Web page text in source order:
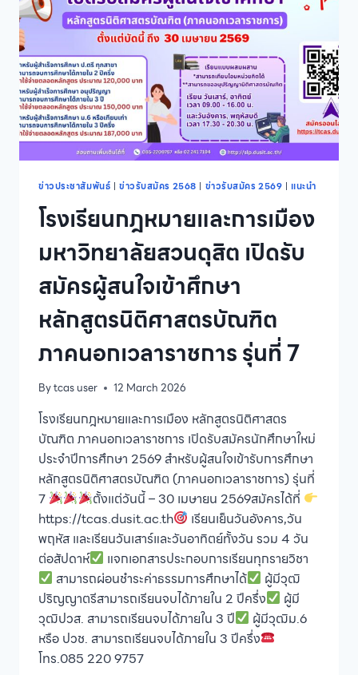
สนใจ
เข้า
ศึกษา
หลักสูตร
วิทยา
ศาสตร
บัณฑิต
สาขา
วิชา
เทคโนโลยี
ประกอบ
และ
บริการ
ปกติ
นอก
เวลา
ราชการ
ข่าวประชาสัมพันธ์ | ข่าวรับสมัคร 2568 | ข่าวรับสมัคร 2569 | แนะนำ
โรงเรียนกฎหมายและการเมือง
มหาวิทยาลัยสวนดุสิต เปิดรับ
สมัครผู้สนใจเข้าศึกษา
หลักสูตรนิติศาสตรบัณฑิต
ภาคนอกเวลาราชการ รุ่นที่ 7
Bytcas user 12 March 2026
โรงเรียนกฎหมายและการเมือง หลักสูตรนิติศาสตร
บัณฑิต ภาคนอกเวลาราชการ เปิดรับสมัครนักศึกษาใหม่
ประจำปีการศึกษา 2569 สำหรับผู้สนใจเข้ารับการศึกษา
หลักสูตรนิติศาสตรบัณฑิต (ภาคนอกเวลาราชการ) รุ่นที่
7
ตั้งแต่วันนี้ – 30 เมษายน 2569สมัครได้ที่
https://tcas.dusit.ac.th
เรียนเย็นวันอังคาร,วัน
พฤหัส และเรียนวันเสาร์และวันอาทิตย์ทั้งวัน รวม 4 วัน
ต่อสัปดาห์
แจกเอกสารประกอบการเรียนทุกรายวิชา
สามารถผ่อนชำระค่าธรรมการศึกษาได้
ผู้มีวุฒิ
ปริญญาตรีสามารถเรียนจบได้ภายใน 2 ปีครึ่ง
ผู้มี
วุฒิปวส. สามารถเรียนจบได้ภายใน 3 ปี
ผู้มีวุฒิม.6
หรือ ปวช. สามารถเรียนจบได้ภายใน 3 ปีครึ่ง
โทร.085 220 9757